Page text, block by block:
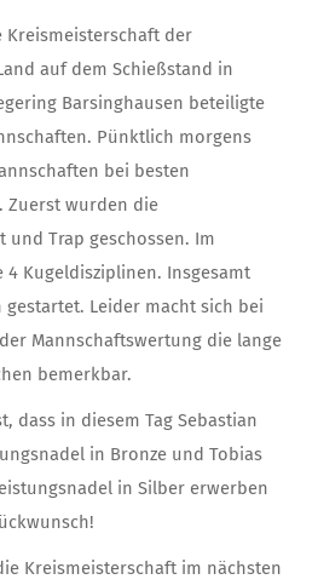
Kreismeisterschaft der
auf dem Schießstand in
Barsinghausen beteiligte
Pünktlich morgens
bei besten
Zuerst wurden die
und Trap geschossen. Im
Kugeldisziplinen. Insgesamt
gestartet. Leider macht sich bei
Mannschaftswertung die lange
bemerkbar.
dass in diesem Tag Sebastian
in Bronze und Tobias
in Silber erwerben
Kreismeisterschaft im nächsten